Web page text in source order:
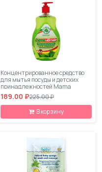
Концентрированное средство
для мытья посуды и детских
принадлежностей Mama
Ultimate "Зеленый чай", 1000 мл
189.00 ₽225.00 ₽
В корзину